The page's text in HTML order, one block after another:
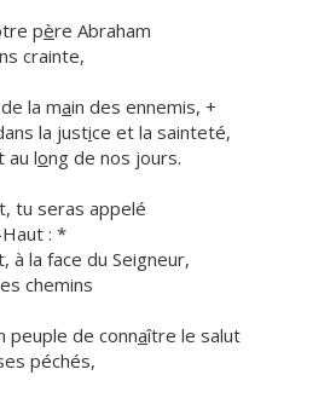
père Abraham
crainte,
la main des ennemis, +
la justice et la sainteté,
au long de nos jours.
tu seras appelé
: *
à la face du Seigneur,
chemins
peuple de connaître le salut
péchés,